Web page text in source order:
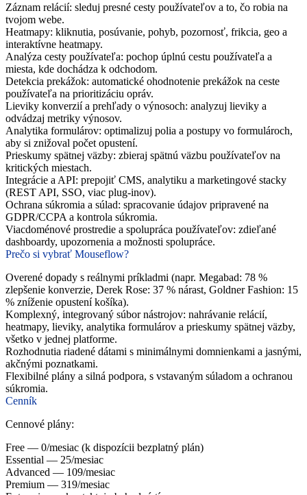
Záznam relácií: sleduj presné cesty používateľov a to, čo robia na
tvojom webe.
Heatmapy: kliknutia, posúvanie, pohyb, pozornosť, frikcia, geo a
interaktívne heatmapy.
Analýza cesty používateľa: pochop úplnú cestu používateľa a
miesta, kde dochádza k odchodom.
Detekcia prekážok: automatické ohodnotenie prekážok na ceste
používateľa na prioritizáciu opráv.
Lieviky konverzií a prehľady o výnosoch: analyzuj lieviky a
odvádzaj metriky výnosov.
Analytika formulárov: optimalizuj polia a postupy vo formulároch,
aby si znižoval počet opustení.
Prieskumy spätnej väzby: zbieraj spätnú väzbu používateľov na
kritických miestach.
Integrácie a API: prepojiť CMS, analytiku a marketingové stacky
(REST API, SSO, viac plug-inov).
Ochrana súkromia a súlad: spracovanie údajov pripravené na
GDPR/CCPA a kontrola súkromia.
Viacdoménové prostredie a spolupráca používateľov: zdieľané
dashboardy, upozornenia a možnosti spolupráce.
Prečo si vybrať Mouseflow?
Overené dopady s reálnymi príkladmi (napr. Megabad: 78 %
zlepšenie konverzie, Derek Rose: 37 % nárast, Goldner Fashion: 15
% zníženie opustení košíka).
Komplexný, integrovaný súbor nástrojov: nahrávanie relácií,
heatmapy, lieviky, analytika formulárov a prieskumy spätnej väzby,
všetko v jednej platforme.
Rozhodnutia riadené dátami s minimálnymi domnienkami a jasnými,
akčnými poznatkami.
Flexibilné plány a silná podpora, s vstavaným súladom a ochranou
súkromia.
Cenník
Cennové plány:
Free — 0/mesiac (k dispozícii bezplatný plán)
Essential — 25/mesiac
Advanced — 109/mesiac
Premium — 319/mesiac